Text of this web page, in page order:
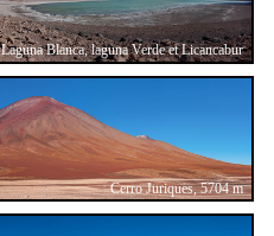
Laguna Blanca, laguna Verde et Licancabur
Cerro Juriques, 5704 m